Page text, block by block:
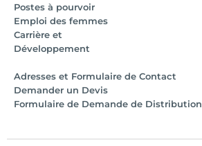
Postes à pourvoir
Emploi des femmes
Carrière et
Développement
Adresses et Formulaire de Contact
Demander un Devis
Formulaire de Demande de Distribution